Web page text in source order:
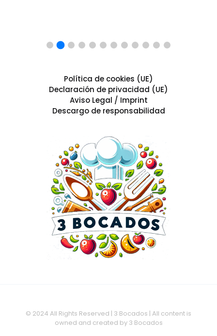
Política de cookies (UE)
Declaración de privacidad (UE)
Aviso Legal / Imprint
Descargo de responsabilidad
© 2024 All Rights Reserved | 3 Bocados | All content is
owned and created by 3 Bocados